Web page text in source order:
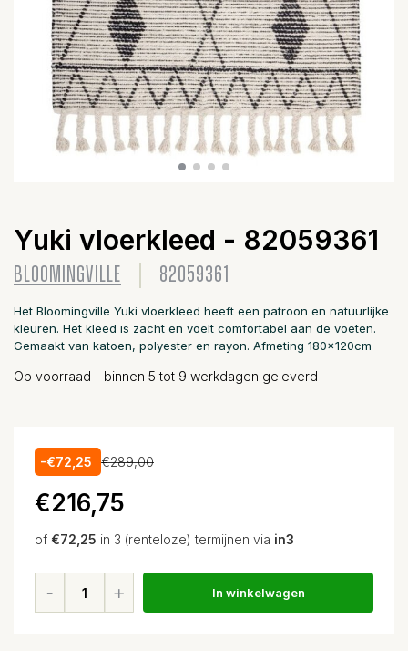
Yuki vloerkleed - 82059361
BLOOMINGVILLE 82059361
Het Bloomingville Yuki vloerkleed heeft een patroon en natuurlijke
kleuren. Het kleed is zacht en voelt comfortabel aan de voeten.
Gemaakt van katoen, polyester en rayon. Afmeting 180x120cm
Op voorraad - binnen 5 tot 9 werkdagen geleverd
-€72,25 €289,00
€216,75
of €72,25 in 3 (renteloze) termijnen via in3
In winkelwagen